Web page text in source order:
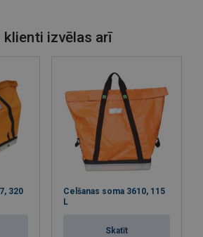
izvēlas arī
320
Celšanas soma 3610, 115
L
Skatīt